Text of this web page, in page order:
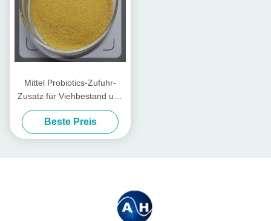
Mittel Probiotics-Zufuhr-
Zusatz für Viehbestand und
Geflügel
Beste Preis